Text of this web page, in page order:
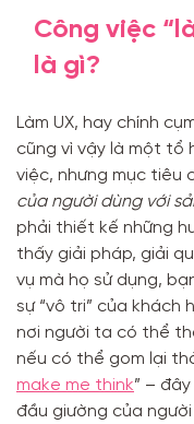
Công việc
là gì?
Làm UX, hay chính
cũng vì vậy là một tổ
việc, nhưng mục tiêu
của người dùng với
phải thiết kế những
thấy giải pháp, giải
vụ mà họ sử dụng,
sự “vô tri” của khách
nơi người ta có thể
nếu có thể gom lại
make me think” –
đầu giường của